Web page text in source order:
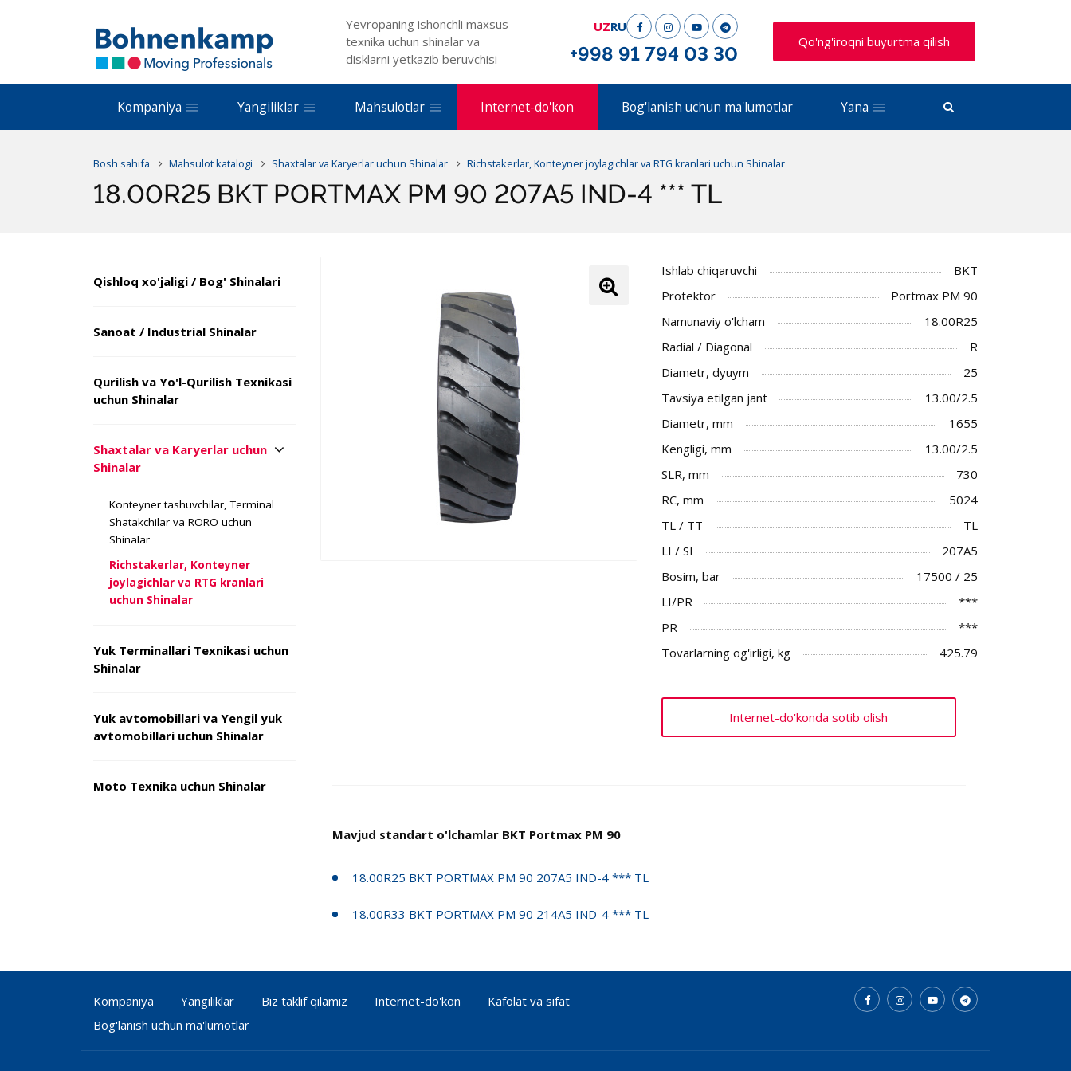
Yevropaning ishonchli maxsus
texnika uchun shinalar va
disklarni yetkazib beruvchisi
UZRU
+998 91 794 03 30
Qo'ng'iroqni buyurtma qilish
Kompaniya Yangiliklar Mahsulotlar Internet-do'kon Bog'lanish uchun ma'lumotlar Yana
Bosh sahifa Mahsulot katalogi Shaxtalar va Karyerlar uchun Shinalar Richstakerlar, Konteyner joylagichlar va RTG kranlari uchun Shinalar
18.00R25 BKT PORTMAX PM 90 207A5 IND-4 *** TL
Qishloq xo'jaligi / Bog' Shinalari
Sanoat / Industrial Shinalar
Qurilish va Yo'l-Qurilish Texnikasi
uchun Shinalar
Shaxtalar va Karyerlar uchun
Shinalar
Konteyner tashuvchilar, Terminal
Shatakchilar va RORO uchun
Shinalar
Richstakerlar, Konteyner
joylagichlar va RTG kranlari
uchun Shinalar
Yuk Terminallari Texnikasi uchun
Shinalar
Yuk avtomobillari va Yengil yuk
avtomobillari uchun Shinalar
Moto Texnika uchun Shinalar
Ishlab chiqaruvchi
BKT
Protektor
Portmax PM 90
Namunaviy o'lcham
18.00R25
Radial / Diagonal
R
Diametr, dyuym
25
Tavsiya etilgan jant
13.00/2.5
Diametr, mm
1655
Kengligi, mm
13.00/2.5
SLR, mm
730
RC, mm
5024
TL / TT
TL
LI / SI
207A5
Bosim, bar
17500 / 25
LI/PR
***
PR
***
Tovarlarning og'irligi, kg
425.79
Internet-do'konda sotib olish
Mavjud standart o'lchamlar BKT Portmax PM 90
18.00R25 BKT PORTMAX PM 90 207A5 IND-4 *** TL
18.00R33 BKT PORTMAX PM 90 214A5 IND-4 *** TL
Kompaniya Yangiliklar Biz taklif qilamiz Internet-do'kon
Kafolat va sifat
Bog'lanish uchun ma'lumotlar